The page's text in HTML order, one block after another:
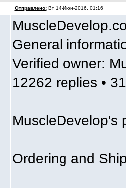
Отправлено:Вт 14-Июн-2016, 01:16
General
Verified owner:
12262 replies •
MuscleDevelop's
Ordering and